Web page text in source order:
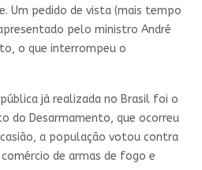
Um pedido de vista (mais tempo
pelo ministro André
o que interrompeu o
já realizada no Brasil foi o
do Desarmamento, que ocorreu
a população votou contra
de armas de fogo e